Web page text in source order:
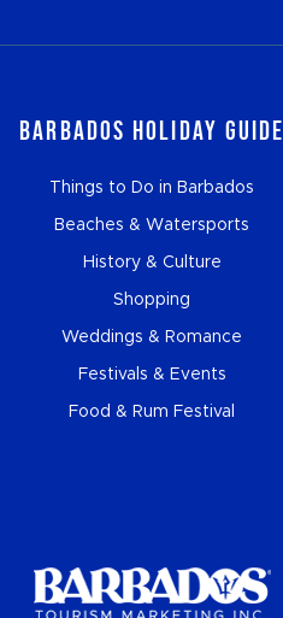
Barbados Holiday Guide
Things to Do in Barbados
Beaches & Watersports
History & Culture
Shopping
Weddings & Romance
Festivals & Events
Food & Rum Festival